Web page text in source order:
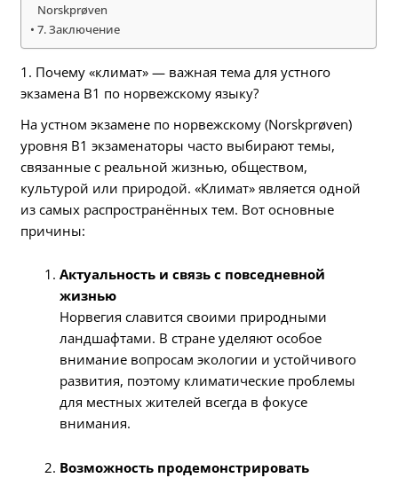
Norskprøven
7. Заключение
1. Почему «климат» — важная тема для устного
экзамена B1 по норвежскому языку?
На устном экзамене по норвежскому (Norskprøven)
уровня B1 экзаменаторы часто выбирают темы,
связанные с реальной жизнью, обществом,
культурой или природой. «Климат» является одной
из самых распространённых тем. Вот основные
причины:
Актуальность и связь с повседневной
жизнью
Норвегия славится своими природными
ландшафтами. В стране уделяют особое
внимание вопросам экологии и устойчивого
развития, поэтому климатические проблемы
для местных жителей всегда в фокусе
внимания.
Возможность продемонстрировать